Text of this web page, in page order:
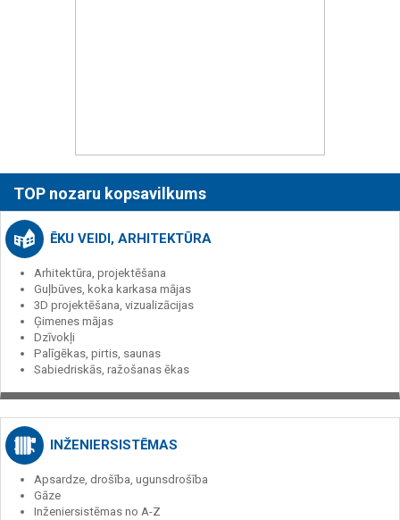
TOP nozaru kopsavilkums
ĒKU VEIDI, ARHITEKTŪRA
Arhitektūra, projektēšana
Guļbūves, koka karkasa mājas
3D projektēšana, vizualizācijas
Ģimenes mājas
Dzīvokļi
Palīgēkas, pirtis, saunas
Sabiedriskās, ražošanas ēkas
INŽENIERSISTĒMAS
Apsardze, drošība, ugunsdrošība
Gāze
Inženiersistēmas no A-Z